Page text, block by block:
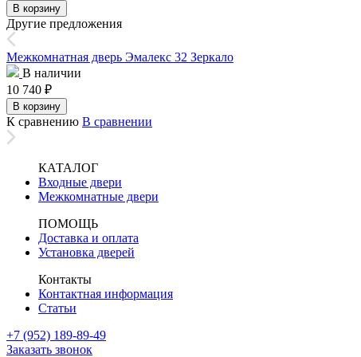
В корзину
Другие предложения
Межкомнатная дверь Эмалекс 32 Зеркало
В наличии
10 740 ₽
В корзину
К сравнению В сравнении
КАТАЛОГ
Входные двери
Межкомнатные двери
ПОМОЩЬ
Доставка и оплата
Установка дверей
Контакты
Контактная информация
Статьи
+7 (952) 189-89-49
Заказать звонок